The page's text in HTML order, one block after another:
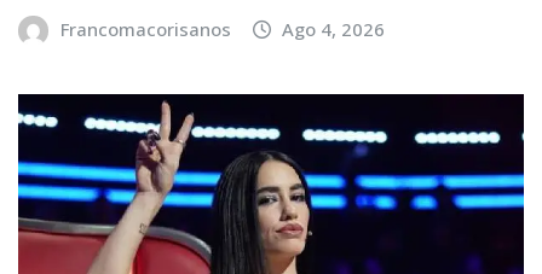
Francomacorisanos Ago 4, 2026